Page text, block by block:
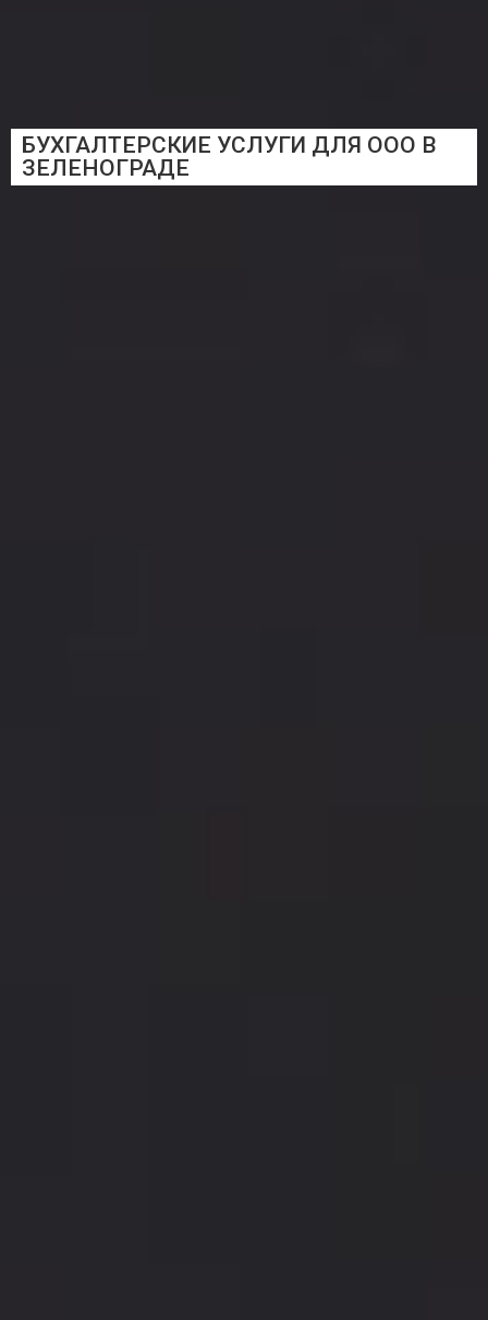
БУХГАЛТЕРСКИЕ УСЛУГИ ДЛЯ ООО В
ЗЕЛЕНОГРАДЕ